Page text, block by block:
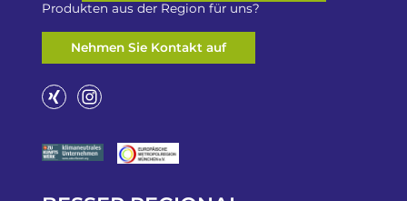
Produkten aus der Region für uns?
Nehmen Sie Kontakt auf